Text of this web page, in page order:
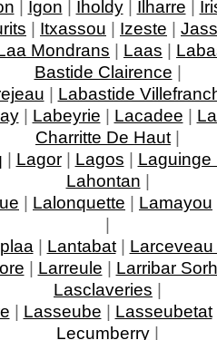
| Igon | Iholdy| Ilharre |
| Itxassou | Izeste |
Mondrans | Laas |
Bastide Clairence |
| Labastide
| Labeyrie | Lacadee |
Charritte De Haut |
| Lagor| Lagos | Laguinge
Lahontan |
| Lalonquette | Lamayou
|
| Lantabat| Larceveau
| Larreule | Larribar
Lasclaveries |
| Lasseube | Lasseubetat
Lecumberry |